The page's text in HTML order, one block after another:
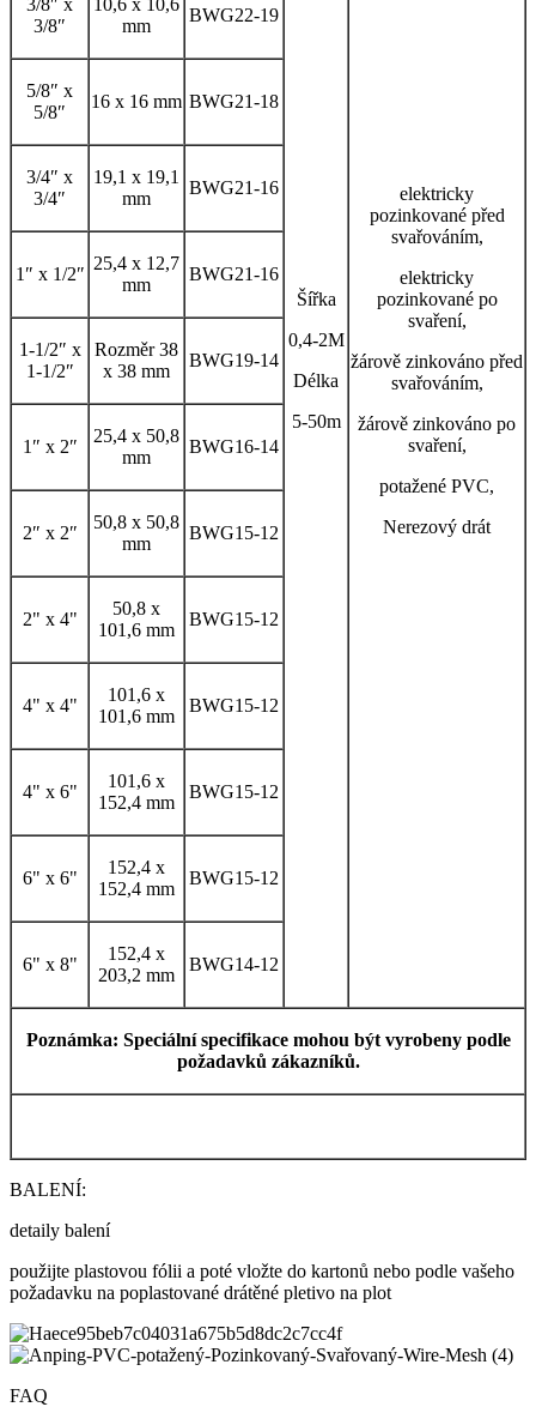
Šířka
0,4-2M
Délka
5-50m
elektricky
pozinkované před
svařováním,
elektricky
pozinkované po
svaření,
žárově zinkováno před
svařováním,
žárově zinkováno po
svaření,
potažené PVC,
Nerezový drát
3/8″ x
3/8″
10,6 x 10,6
mm
BWG22-19
5/8″ x
5/8″
16 x 16 mm BWG21-18
3/4″ x
3/4″
19,1 x 19,1
mm
BWG21-16
1″ x 1/2″
25,4 x 12,7
mm
BWG21-16
1-1/2″ x
1-1/2″
Rozměr 38
x 38 mm
BWG19-14
1″ x 2″
25,4 x 50,8
mm
BWG16-14
2″ x 2″
50,8 x 50,8
mm
BWG15-12
2" x 4"
50,8 x
101,6 mm
BWG15-12
4" x 4"
101,6 x
101,6 mm
BWG15-12
4" x 6"
101,6 x
152,4 mm
BWG15-12
6" x 6"
152,4 x
152,4 mm
BWG15-12
6" x 8"
152,4 x
203,2 mm
BWG14-12
Poznámka: Speciální specifikace mohou být vyrobeny podle
požadavků zákazníků.
BALENÍ:
detaily balení
použijte plastovou fólii a poté vložte do kartonů nebo podle vašeho
požadavku na poplastované drátěné pletivo na plot
FAQ